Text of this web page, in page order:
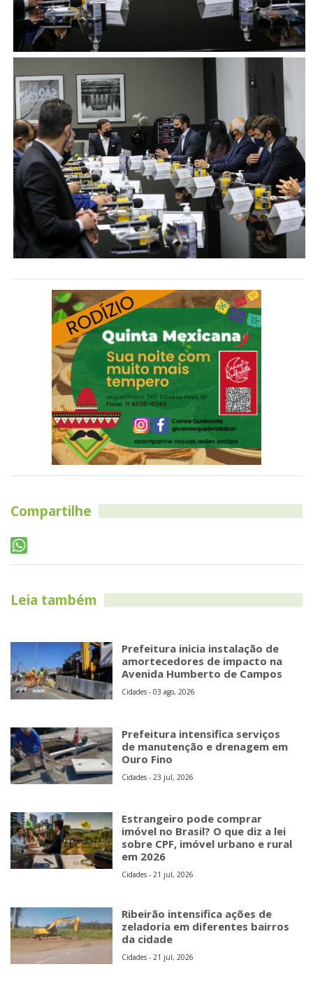
Compartilhe
Leia também
Prefeitura inicia instalação de
amortecedores de impacto na
Avenida Humberto de Campos
Cidades - 03 ago, 2026
Prefeitura intensifica serviços
de manutenção e drenagem em
Ouro Fino
Cidades - 23 jul, 2026
Estrangeiro pode comprar
imóvel no Brasil? O que diz a lei
sobre CPF, imóvel urbano e rural
em 2026
Cidades - 21 jul, 2026
Ribeirão intensifica ações de
zeladoria em diferentes bairros
da cidade
Cidades - 21 jul, 2026